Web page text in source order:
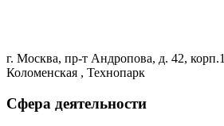
г. Москва, пр-т Андропова, д. 42, корп.1
Коломенская , Технопарк
Сфера деятельности